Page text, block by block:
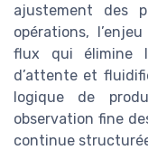
ajustement des
opérations,
flux qui élimine
d’attente et
logique de
observation fine
continue